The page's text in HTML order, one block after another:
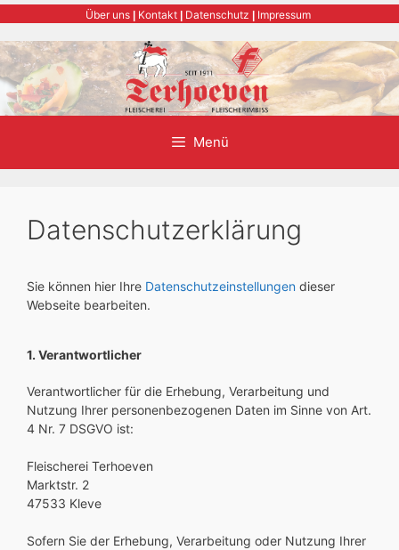
springen
Über uns Kontakt Datenschutz Impressum
Menü
Datenschutzerklärung
Sie können hier Ihre Datenschutzeinstellungen dieser
Webseite bearbeiten.
1. Verantwortlicher
Verantwortlicher für die Erhebung, Verarbeitung und
Nutzung Ihrer personenbezogenen Daten im Sinne von Art.
4 Nr. 7 DSGVO ist:
Fleischerei Terhoeven
Marktstr. 2
47533 Kleve
Sofern Sie der Erhebung, Verarbeitung oder Nutzung Ihrer